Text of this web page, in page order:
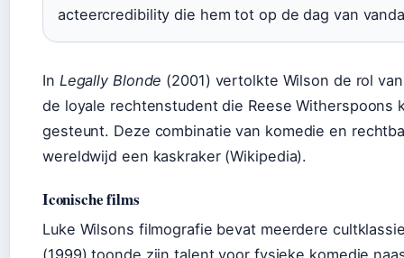
acteercredibility die hem tot op de dag van
In Legally Blonde (2001) vertolkte Wilson de rol
de loyale rechtenstudent die Reese Witherspoons
gesteunt. Deze combinatie van komedie en
wereldwijd een kaskraker (Wikipedia).
Iconische films
Luke Wilsons filmografie bevat meerdere